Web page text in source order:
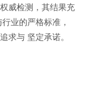
威检测，其结果充
业的严格标准，
求与 坚定承诺。